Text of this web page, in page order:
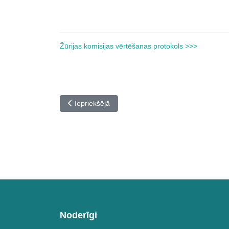
Žūrijas komisijas vērtēšanas protokols >>>
Iepriekšējais raksts: Latvijas profesionālās
Iepriekšējā
Noderīgi